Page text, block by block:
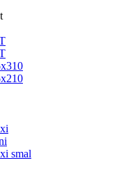
smal